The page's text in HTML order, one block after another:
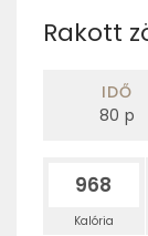
Rakott
IDŐ
80 p
968
Kalória